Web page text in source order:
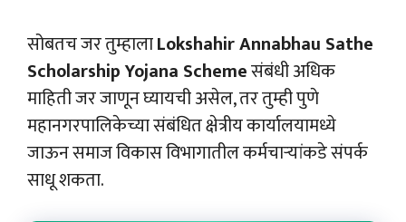
सोबतच जर तुम्हालाLokshahir Annabhau Sathe
Scholarship Yojana Schemeसंबंधी अधिक
माहिती जर जाणून घ्यायची असेल, तर तुम्ही पुणे
महानगरपालिकेच्या संबंधित क्षेत्रीय कार्यालयामध्ये
जाऊन समाज विकास विभागातील कर्मचाऱ्यांकडे संपर्क
साधू शकता.